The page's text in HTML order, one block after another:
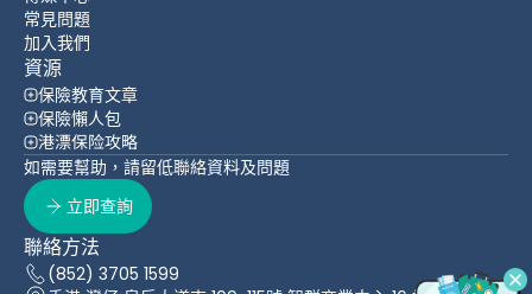
常見問題
加入我們
資源
保險教育文章
保險懶人包
港漂保险攻略
如需要幫助，請留低聯絡資料及問題
立即查詢
聯絡方法
(852) 3705 1599